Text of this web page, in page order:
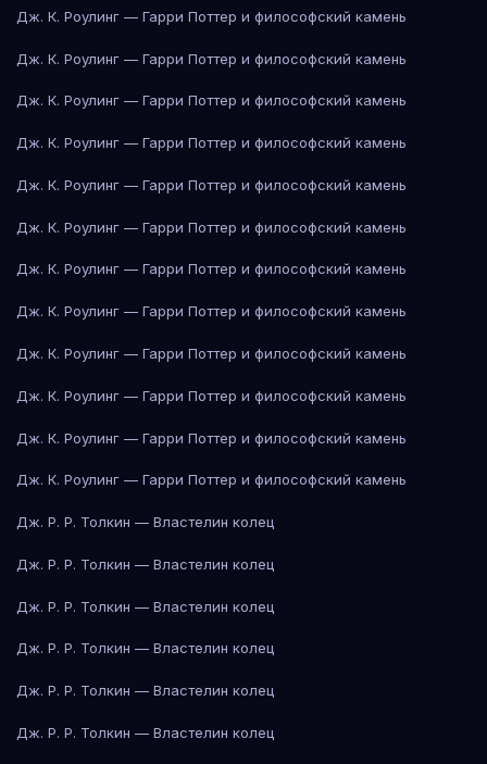
Дж. К. Роулинг — Гарри Поттер и философский камень
Дж. К. Роулинг — Гарри Поттер и философский камень
Дж. К. Роулинг — Гарри Поттер и философский камень
Дж. К. Роулинг — Гарри Поттер и философский камень
Дж. К. Роулинг — Гарри Поттер и философский камень
Дж. К. Роулинг — Гарри Поттер и философский камень
Дж. К. Роулинг — Гарри Поттер и философский камень
Дж. К. Роулинг — Гарри Поттер и философский камень
Дж. К. Роулинг — Гарри Поттер и философский камень
Дж. К. Роулинг — Гарри Поттер и философский камень
Дж. К. Роулинг — Гарри Поттер и философский камень
Дж. К. Роулинг — Гарри Поттер и философский камень
Дж. Р. Р. Толкин — Властелин колец
Дж. Р. Р. Толкин — Властелин колец
Дж. Р. Р. Толкин — Властелин колец
Дж. Р. Р. Толкин — Властелин колец
Дж. Р. Р. Толкин — Властелин колец
Дж. Р. Р. Толкин — Властелин колец